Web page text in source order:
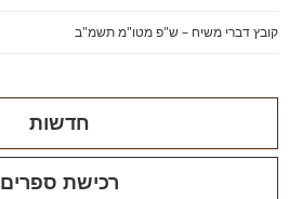
קובץ דברי משיח – ש"פ מטו"מ תשמ"ב
חדשות
רכישת ספרים